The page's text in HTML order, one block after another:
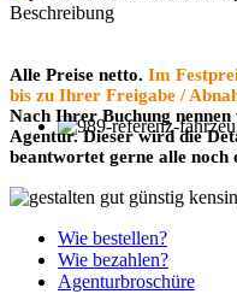
Beschreibung
Alle Preise netto. Im
bis zu Ihrer Freigabe /
Nach Ihrer Buchung
Agentur. Dieser wird die
beantwortet gerne alle noch
Wie bestellen?
Wie bezahlen?
Agenturbroschüre